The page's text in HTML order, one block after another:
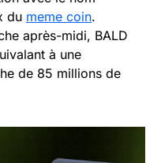
du meme coin.
après-midi, BALD
à une
de 85 millions de